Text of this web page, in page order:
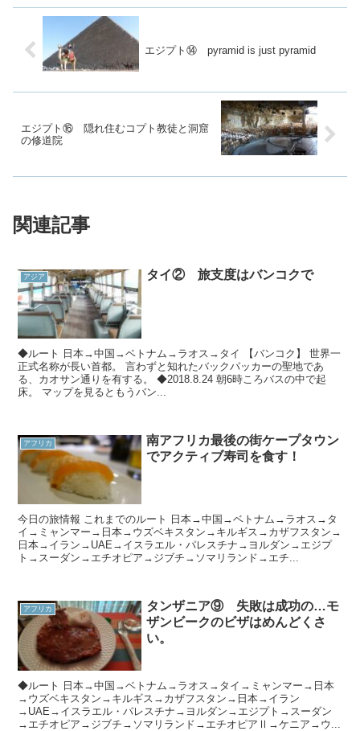
エジプト⑭ pyramid is just pyramid
エジプト⑯ 隠れ住むコプト教徒と洞窟
の修道院
関連記事
アジア タイ② 旅支度はバンコクで
◆ルート 日本→中国→ベトナム→ラオス→タイ 【バンコク】 世界一
正式名称が長い首都。 言わずと知れたバックパッカーの聖地であ
る、カオサン通りを有する。 ◆2018.8.24 朝6時ころバスの中で起
床。 マップを見るともうバン...
アフリカ
南アフリカ最後の街ケープタウン
でアクティブ寿司を食す！
今日の旅情報 これまでのルート 日本→中国→ベトナム→ラオス→タ
イ→ミャンマー→日本→ウズベキスタン→キルギス→カザフスタン→
日本→イラン→UAE→イスラエル・パレスチナ→ヨルダン→エジプ
ト→スーダン→エチオピア→ジブチ→ソマリランド→エチ...
アフリカ
タンザニア⑨ 失敗は成功の…モ
ザンビークのビザはめんどくさ
い。
◆ルート 日本→中国→ベトナム→ラオス→タイ→ミャンマー→日本
→ウズベキスタン→キルギス→カザフスタン→日本→イラン
→UAE→イスラエル・パレスチナ→ヨルダン→エジプト→スーダン
→エチオピア→ジブチ→ソマリランド→エチオピアⅡ→ケニア→ウ...